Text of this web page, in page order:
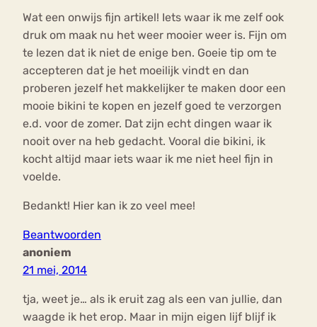
Wat een onwijs fijn artikel! Iets waar ik me zelf ook
druk om maak nu het weer mooier weer is. Fijn om
te lezen dat ik niet de enige ben. Goeie tip om te
accepteren dat je het moeilijk vindt en dan
proberen jezelf het makkelijker te maken door een
mooie bikini te kopen en jezelf goed te verzorgen
e.d. voor de zomer. Dat zijn echt dingen waar ik
nooit over na heb gedacht. Vooral die bikini, ik
kocht altijd maar iets waar ik me niet heel fijn in
voelde.
Bedankt! Hier kan ik zo veel mee!
Beantwoorden
anoniem
21 mei, 2014
tja, weet je… als ik eruit zag als een van jullie, dan
waagde ik het erop. Maar in mijn eigen lijf blijf ik